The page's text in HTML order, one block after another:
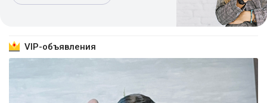
VIP-объявления